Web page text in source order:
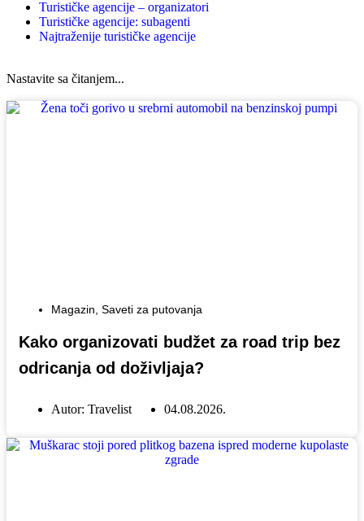
Turističke agencije – organizatori
Turističke agencije: subagenti
Najtraženije turističke agencije
Nastavite sa čitanjem...
Magazin Saveti za putovanja
Kako organizovati budžet za road trip bez
odricanja od doživljaja?
Autor: Travelist 04.08.2026.